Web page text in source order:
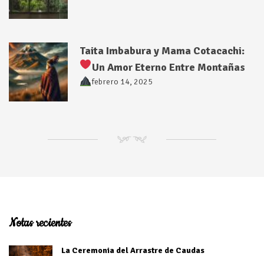
Taita Imbabura y Mama Cotacachi:
Un Amor Eterno Entre Montañas
febrero 14, 2025
NM
Notas recientes
La Ceremonia del Arrastre de Caudas